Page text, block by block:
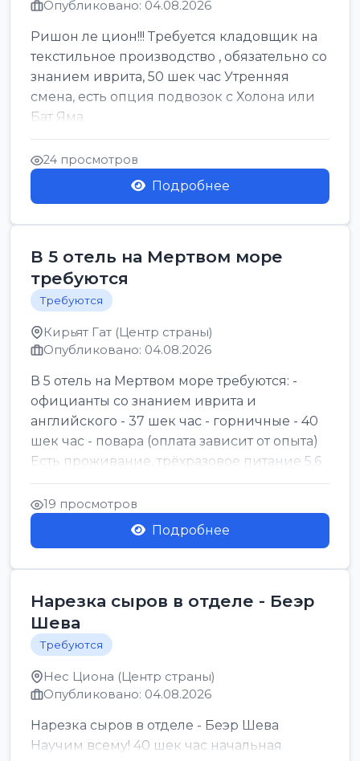
Опубликовано: 04.08.2026
Ришон ле цион!!! Требуется кладовщик на
текстильное производство , обязательно со
знанием иврита, 50 шек час Утренняя
смена, есть опция подвозок с Холона или
Бат Яма
24 просмотров
Подробнее
В 5 отель на Мертвом море
требуются
Требуются
Кирьят Гат (Центр страны)
Опубликовано: 04.08.2026
В 5 отель на Мертвом море требуются: -
официанты со знанием иврита и
английского - 37 шек час - горничные - 40
шек час - повара (оплата зависит от опыта)
Есть проживание, трёхразовое питание 5.6
шек в...
19 просмотров
Подробнее
Нарезка сыров в отделе - Беэр
Шева
Требуются
Нес Циона (Центр страны)
Опубликовано: 04.08.2026
Нарезка сыров в отделе - Беэр Шева
Научим всему! 40 шек час начальная